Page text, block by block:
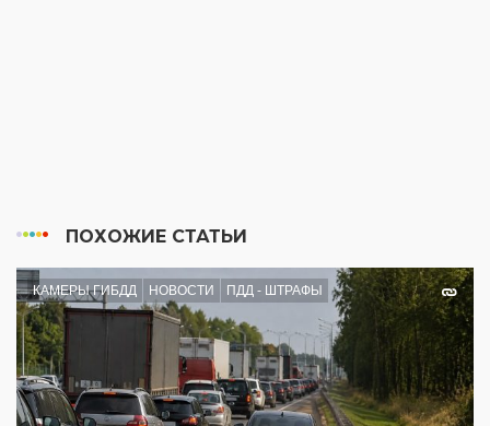
ПОХОЖИЕ СТАТЬИ
КАМЕРЫ ГИБДД НОВОСТИ ПДД - ШТРАФЫ